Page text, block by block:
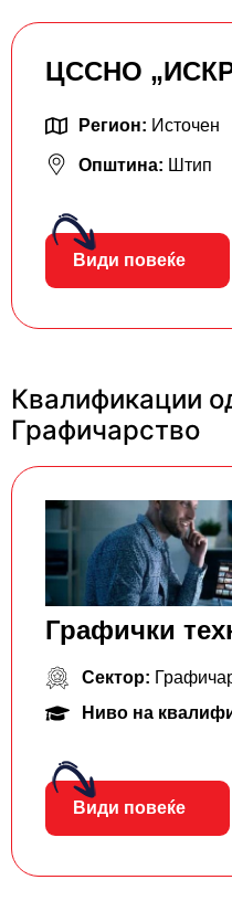
ЦССНО
Регион: Источен
Општина: Штип
Види повеќе
Квалификации
Графичарство
Графички
Сектор:
Ниво на
Види повеќе